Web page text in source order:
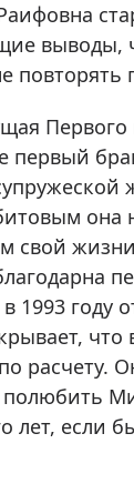
выводы,
повторять
Первого
первый
она
свой
1993 году
что
расчету.
полюбить
лет, если